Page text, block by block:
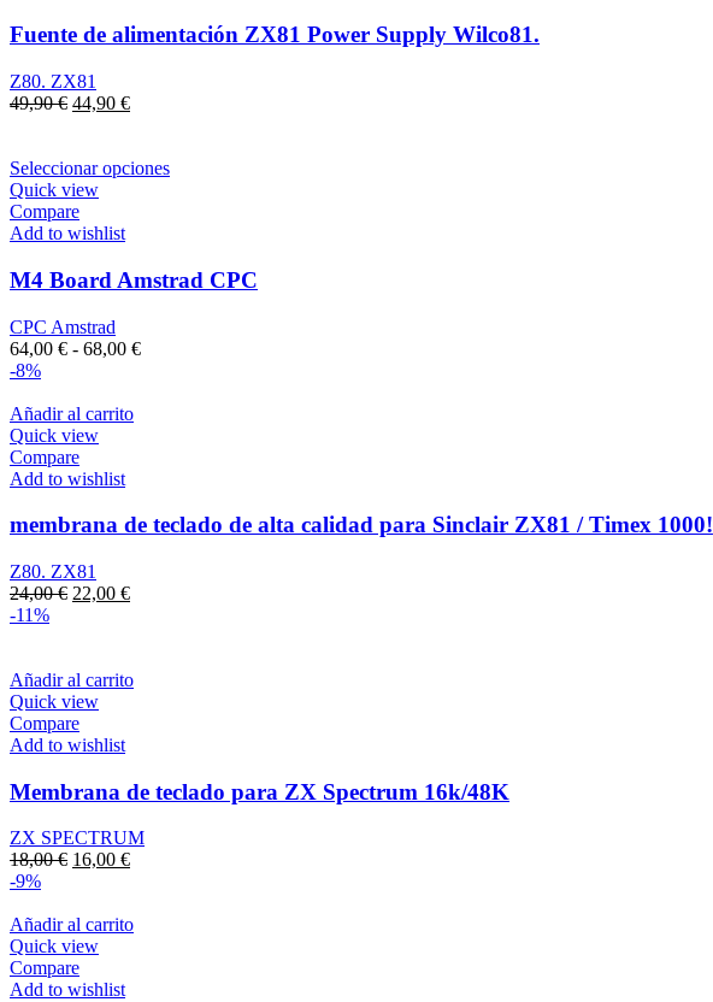
Fuente de alimentación ZX81 Power Supply Wilco81.
Z80. ZX81
49,90€ El
era:
49,90 €.
44,90 €El
es:
Seleccionar opciones
Quick view
Compare
Add to wishlist
M4 Board Amstrad CPC
CPC Amstrad
64,00 € - 68,00 €Rango
-8%
Añadir al carrito
Quick view
Compare
Add to wishlist
membrana de teclado de alta calidad para Sinclair ZX81 / Timex 1000!
Z80. ZX81
24,00€ El
24,00 €.
22,00 €El
22,00 €.
-11%
Añadir al carrito
Quick view
Compare
Add to wishlist
Membrana de teclado para ZX Spectrum 16k/48K
ZX SPECTRUM
18,00€ El
era:
18,00 €.
16,00 €El
es:
-9%
Añadir al carrito
Quick view
Compare
Add to wishlist